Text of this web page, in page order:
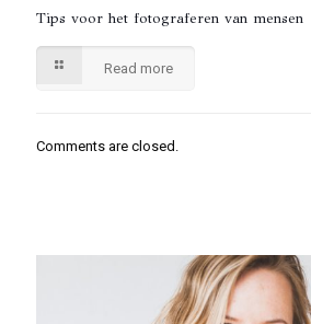
Tips voor het fotograferen van mensen
Read more
Comments are closed.